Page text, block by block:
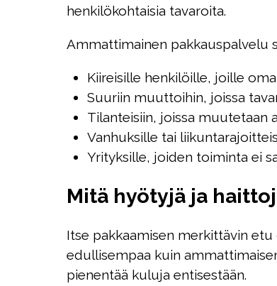
henkilökohtaisia tavaroita.
Ammattimainen pakkauspalvelu
Kiireisille henkilöille, joille
Suuriin muuttoihin, joissa
Tilanteisiin, joissa muutetaan
Vanhuksille tai
Yrityksille, joiden toiminta ei
Mitä hyötyjä ja
Itse pakkaamisen merkittävin etu
edullisempaa kuin
pienentää kuluja entisestään.